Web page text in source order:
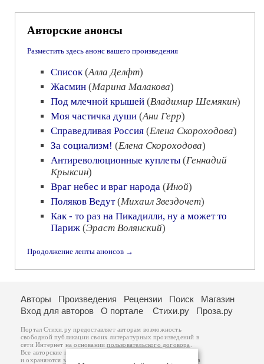
Авторские анонсы
Разместить здесь анонс вашего произведения
Список(Алла Делфт)
Жасмин (Марина Малакова)
Под млечной крышей (Владимир Шемякин)
Моя частичка души (Ани Герр)
Справедливая Россия (Елена Скороходова)
За социализм! (Елена Скороходова)
Антиреволюционные куплеты (Геннадий
Крыксин)
Враг небес и враг народа (Иной)
Поляков Ведут(Михаил Звездочет)
Как - то раз на Пикадилли, ну а может то
Париж (Эраст Волянский)
Продолжение ленты анонсов →
Авторы Произведения Рецензии Поиск
Магазин
Вход для авторов
О портале Стихи.ру Проза.ру
Портал Стихи.ру предоставляет авторам возможность
свободной публикации своих литературных произведений в
сети Интернет на основаниипользовательского договора
Все авторские права на произведения принадлежат авторам
и охраняются законом . Перепечатка произведений возможна